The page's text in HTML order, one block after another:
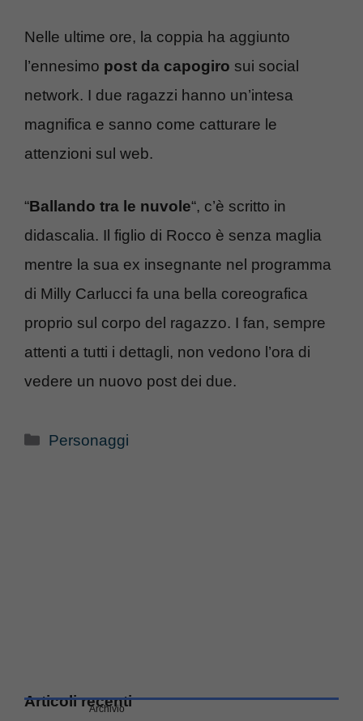
Nelle ultime ore, la coppia ha aggiunto
l’ennesimo post da capogiro sui social
network. I due ragazzi hanno un’intesa
magnifica e sanno come catturare le
attenzioni sul web.
“Ballando tra le nuvole“, c’è scritto in
didascalia. Il figlio di Rocco è senza maglia
mentre la sua ex insegnante nel programma
di Milly Carlucci fa una bella coreografica
proprio sul corpo del ragazzo. I fan, sempre
attenti a tutti i dettagli, non vedono l’ora di
vedere un nuovo post dei due.
Categorie
Personaggi
Articoli recenti
Archivio